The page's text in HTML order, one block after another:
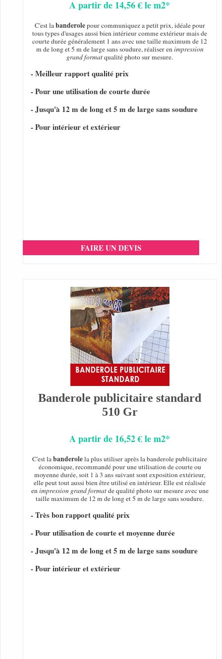
A partir de 14,56 € le m2*
C'est labanderolepour communiquez a petit prix, idéale pour
tous types d'usages aussi bien intérieur comme extérieur mais de
courte durée généralement 1 ans avec une taille maximum de 12
m de long et 5 m de large sans soudure, réaliser enimpression
grand formatqualité photo sur mesure.
- Meilleur rapport qualité prix
- Pour une utilisation de courte durée
- Jusqu'à 12 m de long et 5 m de large sans soudure
- Pour intérieur et extérieur
FAIRE UN DEVIS
Banderole publicitaire standard
510 Gr
A partir de 16,52 € le m2*
C'est labanderolela plus utiliser après la banderole publicitaire
économique, recommandé pour une utilisation de courte ou
moyenne durée, soit 1 à 3 ans suivant sont exposition extérieur,
elle peut tout aussi bien être utilisé en intérieur. Elle est réalisée
enimpression grand formatde qualité photo sur mesure avec une
taille maximum de 12 m de long et 5 m de large sans soudure.
- Très bon rapport qualité prix
- Pour utilisation de courte et moyenne durée
- Jusqu'à 12 m de long et 5 m de large sans soudure
- Pour intérieur et extérieur